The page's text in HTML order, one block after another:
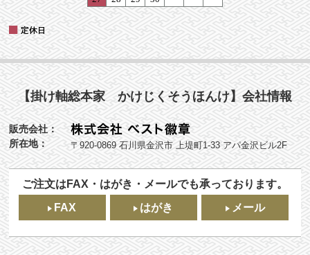
【掛け軸総本家 かけじくそうほんけ】会社情報
販売会社：
所在地：
〒920-0869 石川県金沢市 上堤町1-33 アパ金沢ビル2F
ご注文はFAX・はがき・メールでも承っております。
FAX
はがき メール